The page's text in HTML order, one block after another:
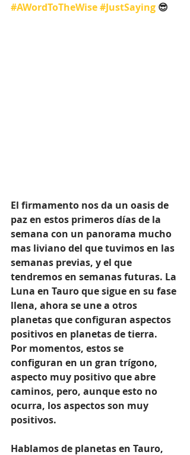
#AWordToTheWise#JustSaying 😎
El firmamento nos da un oasis de
paz en estos primeros días de la
semana con un panorama mucho
mas liviano del que tuvimos en las
semanas previas, y el que
tendremos en semanas futuras. La
Luna en Tauro que sigue en su fase
llena, ahora se une a otros
planetas que configuran aspectos
positivos en planetas de tierra.
Por momentos, estos se
configuran en un gran trígono,
aspecto muy positivo que abre
caminos, pero, aunque esto no
ocurra, los aspectos son muy
positivos.
Hablamos de planetas en Tauro,